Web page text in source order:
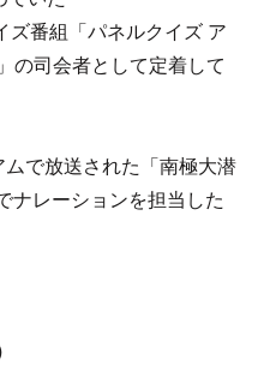
番組「パネルクイズ ア
の司会者として定着して
で放送された「南極大潜
ナレーションを担当した